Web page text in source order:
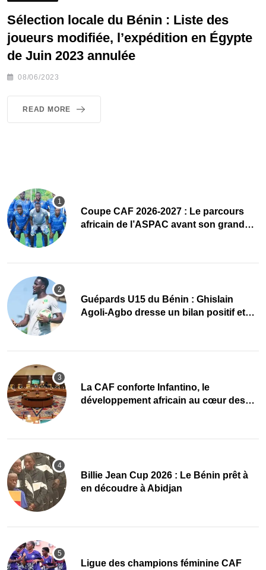
Sélection locale du Bénin : Liste des
joueurs modifiée, l’expédition en Égypte
de Juin 2023 annulée
08/06/2023
READ MORE
Coupe CAF 2026-2027 : Le parcours
africain de l’ASPAC avant son grand
Guépards U15 du Bénin : Ghislain
Agoli-Agbo dresse un bilan positif et
La CAF conforte Infantino, le
développement africain au cœur des
Billie Jean Cup 2026 : Le Bénin prêt à
en découdre à Abidjan
Ligue des champions féminine CAF